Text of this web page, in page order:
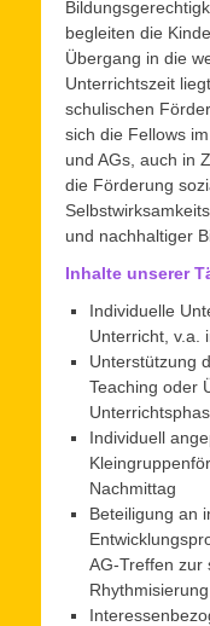
begleiten die
Übergang in die
Unterrichtszeit
schulischen
sich die Fellows
und AGs, auch in
die Förderung
und nachhaltiger
Inhalte unserer
Individuelle
Unterricht, v.a.
Unterstützung
Teaching oder
Individuell
Nachmittag
Beteiligung an
AG-Treffen zur
Rhythmisierung